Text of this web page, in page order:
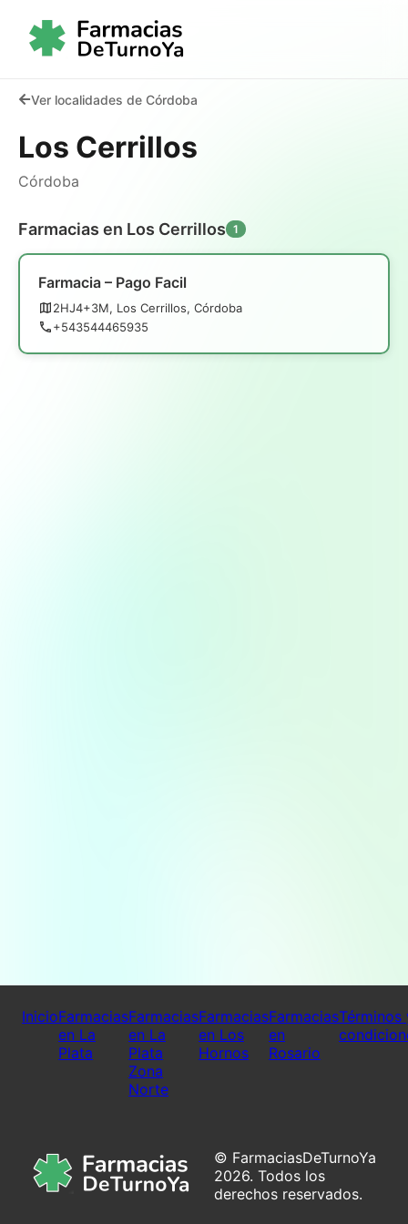
Ver localidades de Córdoba
Los Cerrillos
Córdoba
Farmacias en Los Cerrillos 1
Farmacia – Pago Facil
2HJ4+3M, Los Cerrillos, Córdoba
+543544465935
InicioFarmacias
en La
Plata
Farmacias
en La
Plata
Zona
Norte
Farmacias
en Los
Hornos
Farmacias
en
Rosario
Términos
© FarmaciasDeTurnoYa
2026. Todos los
derechos reservados.